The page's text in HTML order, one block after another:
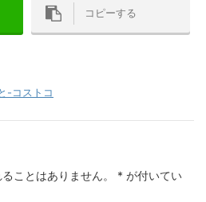
コピーする
-コストコ
ことはありません。 * が付いてい